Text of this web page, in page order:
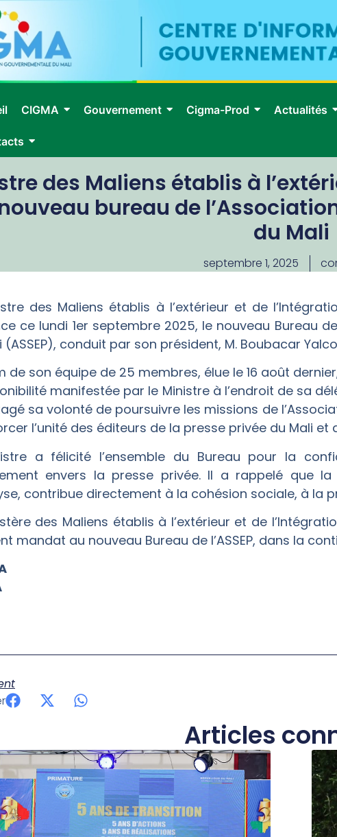
CIGMA Gouvernement Cigma-Prod Actualités
des Maliens établis à
bureau de
du Mali
septembre 1, 2025
des Maliens établis à l’extérieur et de
ce lundi 1er septembre 2025, le nouveau Bureau
(ASSEP), conduit par son président, M. Boubacar
de son équipe de 25 membres, élue le 16 août
manifestée par le Ministre à l’endroit de sa
sa volonté de poursuivre les missions de
l’unité des éditeurs de la presse privée du Mali et
a félicité l’ensemble du Bureau pour la
envers la presse privée. Il a rappelé que
contribue directement à la cohésion sociale, à la
des Maliens établis à l’extérieur et de
mandat au nouveau Bureau de l’ASSEP, dans la
Articles